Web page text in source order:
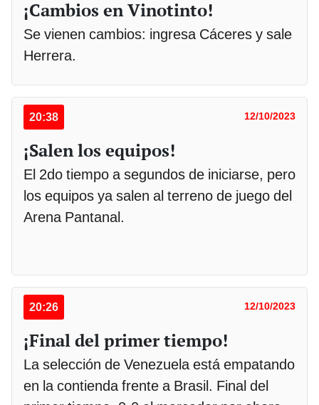
¡Cambios en Vinotinto!
Se vienen cambios: ingresa Cáceres y sale
Herrera.
20:38 12/10/2023
¡Salen los equipos!
El 2do tiempo a segundos de iniciarse, pero
los equipos ya salen al terreno de juego del
Arena Pantanal.
20:26 12/10/2023
¡Final del primer tiempo!
La selección de Venezuela está empatando
en la contienda frente a Brasil. Final del